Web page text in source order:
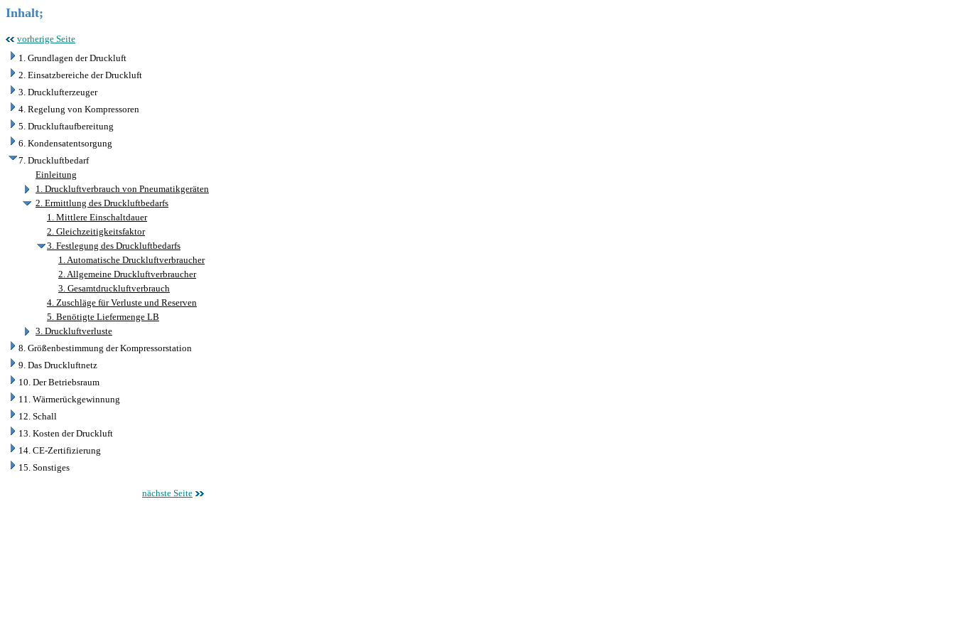
Inhalt;
vorherige Seite
1. Grundlagen der Druckluft
2. Einsatzbereiche der Druckluft
3. Drucklufterzeuger
4. Regelung von Kompressoren
5. Druckluftaufbereitung
6. Kondensatentsorgung
7. Druckluftbedarf
Einleitung
1. Druckluftverbrauch von Pneumatikgeräten
2. Ermittlung des Druckluftbedarfs
1. Mittlere Einschaltdauer
2. Gleichzeitigkeitsfaktor
3. Festlegung des Druckluftbedarfs
1. Automatische Druckluftverbraucher
2. Allgemeine Druckluftverbraucher
3. Gesamtdruckluftverbrauch
4. Zuschläge für Verluste und Reserven
5. Benötigte Liefermenge LB
3. Druckluftverluste
8. Größenbestimmung der Kompressorstation
9. Das Druckluftnetz
10. Der Betriebsraum
11. Wärmerückgewinnung
12. Schall
13. Kosten der Druckluft
14. CE-Zertifizierung
15. Sonstiges
nächste Seite